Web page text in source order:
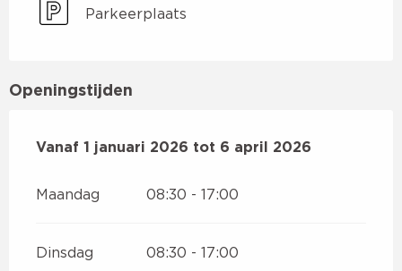
Parkeerplaats
Openingstijden
Vanaf 1 januari 2026 tot 6 april 2026
Vanaf 1 januari 2026 tot 6 april 2026
Maandag 08:30 - 17:00
Dinsdag 08:30 - 17:00